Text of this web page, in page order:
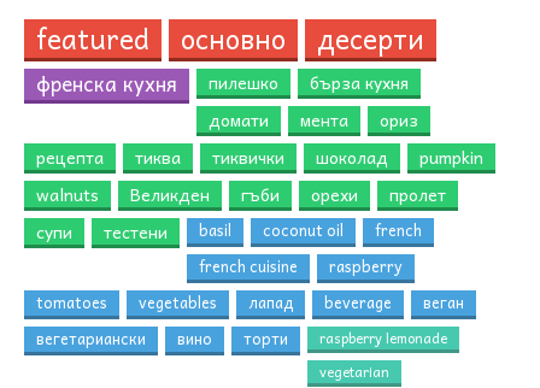
featured основно десерти
френска кухня пилешко
бърза кухня
домати
мента
ориз
рецепта
тиква тиквички шоколад
pumpkin
walnuts
Великден гъби орехи
пролет
супи
тестени basil coconut oil
french
french cuisine
raspberry
tomatoes
vegetables лапад beverage
веган
вегетариански
вино торти
raspberry lemonade
vegetarian